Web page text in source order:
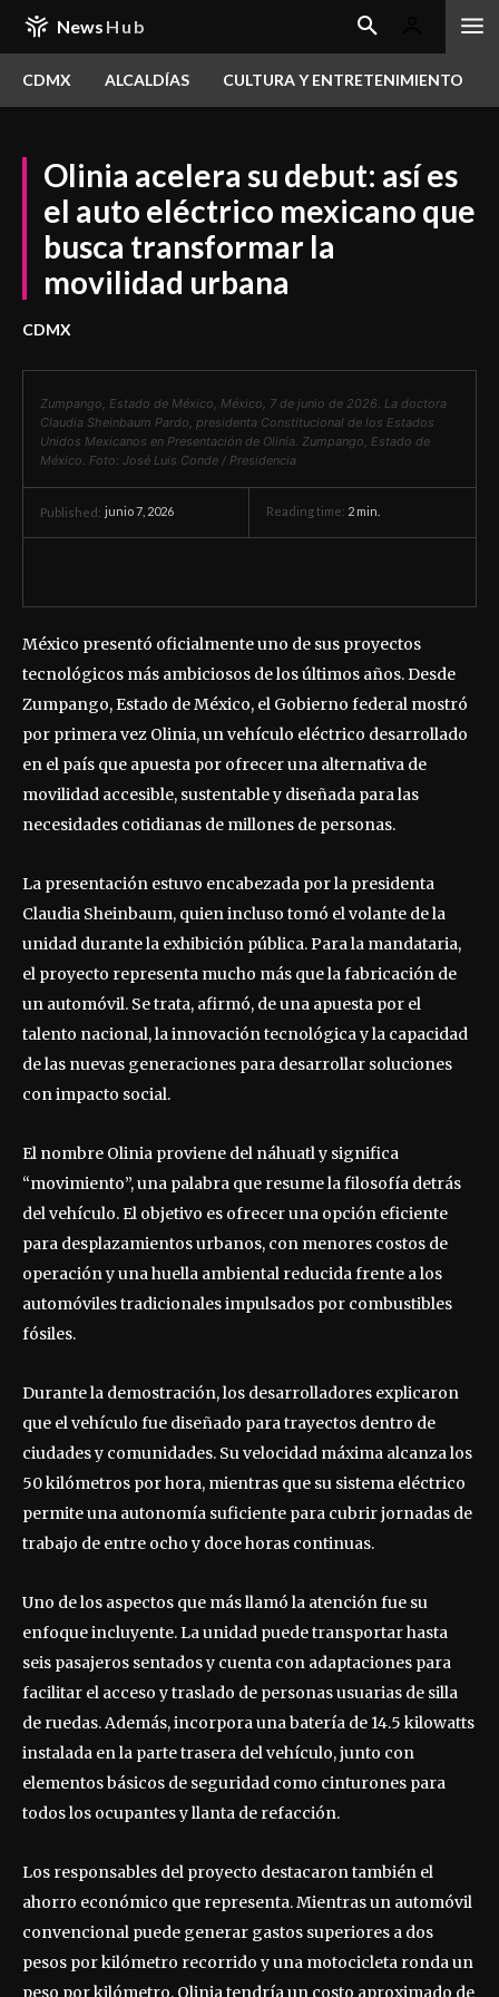
News Hub
CDMX ALCALDÍAS CULTURA Y ENTRETENIMIENTO
Olinia acelera su debut: así es
el auto eléctrico mexicano que
busca transformar la
movilidad urbana
CDMX
Zumpango, Estado de México, México, 7 de junio de 2026. La doctora
Claudia Sheinbaum Pardo, presidenta Constitucional de los Estados
Unidos Mexicanos en Presentación de Olinia. Zumpango, Estado de
México. Foto: José Luis Conde / Presidencia
Published: junio 7, 2026 Reading time: 2 min.
México presentó oficialmente uno de sus proyectos
tecnológicos más ambiciosos de los últimos años. Desde
Zumpango, Estado de México, el Gobierno federal mostró
por primera vez Olinia, un vehículo eléctrico desarrollado
en el país que apuesta por ofrecer una alternativa de
movilidad accesible, sustentable y diseñada para las
necesidades cotidianas de millones de personas.
La presentación estuvo encabezada por la presidenta
Claudia Sheinbaum, quien incluso tomó el volante de la
unidad durante la exhibición pública. Para la mandataria,
el proyecto representa mucho más que la fabricación de
un automóvil. Se trata, afirmó, de una apuesta por el
talento nacional, la innovación tecnológica y la capacidad
de las nuevas generaciones para desarrollar soluciones
con impacto social.
El nombre Olinia proviene del náhuatl y significa
“movimiento”, una palabra que resume la filosofía detrás
del vehículo. El objetivo es ofrecer una opción eficiente
para desplazamientos urbanos, con menores costos de
operación y una huella ambiental reducida frente a los
automóviles tradicionales impulsados por combustibles
fósiles.
Durante la demostración, los desarrolladores explicaron
que el vehículo fue diseñado para trayectos dentro de
ciudades y comunidades. Su velocidad máxima alcanza los
50 kilómetros por hora, mientras que su sistema eléctrico
permite una autonomía suficiente para cubrir jornadas de
trabajo de entre ocho y doce horas continuas.
Uno de los aspectos que más llamó la atención fue su
enfoque incluyente. La unidad puede transportar hasta
seis pasajeros sentados y cuenta con adaptaciones para
facilitar el acceso y traslado de personas usuarias de silla
de ruedas. Además, incorpora una batería de 14.5 kilowatts
instalada en la parte trasera del vehículo, junto con
elementos básicos de seguridad como cinturones para
todos los ocupantes y llanta de refacción.
Los responsables del proyecto destacaron también el
ahorro económico que representa. Mientras un automóvil
convencional puede generar gastos superiores a dos
pesos por kilómetro recorrido y una motocicleta ronda un
peso por kilómetro, Olinia tendría un costo aproximado de